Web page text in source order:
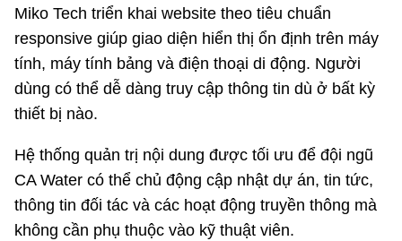
Miko Tech triển khai website theo tiêu chuẩn
responsive giúp giao diện hiển thị ổn định trên máy
tính, máy tính bảng và điện thoại di động. Người
dùng có thể dễ dàng truy cập thông tin dù ở bất kỳ
thiết bị nào.
Hệ thống quản trị nội dung được tối ưu để đội ngũ
CA Water có thể chủ động cập nhật dự án, tin tức,
thông tin đối tác và các hoạt động truyền thông mà
không cần phụ thuộc vào kỹ thuật viên.